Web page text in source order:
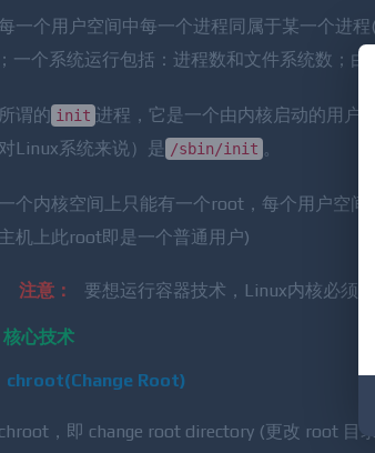
每一个用户空间中每一个进程同属于某一个进
一个系统运行包括：进程数和文件系统数；
所谓的 init 进程，它是一个由内核启动的用户
Linux系统来说）是 /sbin/init 。
一个内核空间上只能有一个root，每个用户空
机上此root即是一个普通用户)
注意： 要想运行容器技术，Linux内核必须
核心技术
chroot(Change Root)
chroot，即 change root directory (更改 root 目